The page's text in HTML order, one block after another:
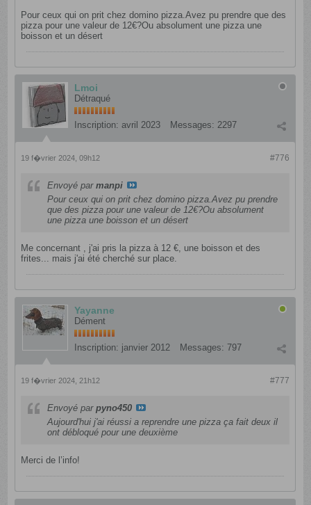
Pour ceux qui on prit chez domino pizza.Avez pu prendre que des
pizza pour une valeur de 12€?Ou absolument une pizza une
boisson et un désert
Lmoi
Détraqué
Inscription: avril 2023 Messages: 2297
#776
19 f�vrier 2024, 09h12
Envoyé parmanpi
Pour ceux qui on prit chez domino pizza.Avez pu prendre
que des pizza pour une valeur de 12€?Ou absolument
une pizza une boisson et un désert
Me concernant , j'ai pris la pizza à 12 €, une boisson et des
frites... mais j'ai été cherché sur place.
Yayanne
Dément
Inscription: janvier 2012 Messages: 797
#777
19 f�vrier 2024, 21h12
Envoyé parpyno450
Aujourd'hui j'ai réussi a reprendre une pizza ça fait deux il
ont débloqué pour une deuxième
Merci de l’info!